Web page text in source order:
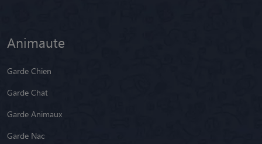
Animaute
Garde Chien
Garde Chat
Garde Animaux
Garde Nac